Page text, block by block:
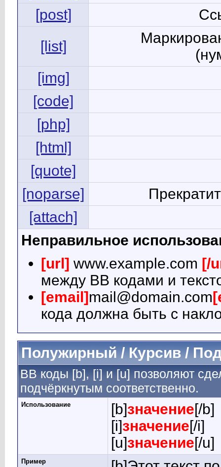
[post]
[list]
[img]
[code]
[php]
[html]
[quote]
[noparse]
[attach]
Неправильное
[url] www.example.com [/
между BB кодами и
[email] mail@domain.com
кода должна быть с
Полужирный / Курсив /
BB коды [b], [i] и [u] позволяют
подчёркнутым соответственно.
Использование [b]значение[/b]
[i]значение[/i]
[u]значение[/u]
Пример